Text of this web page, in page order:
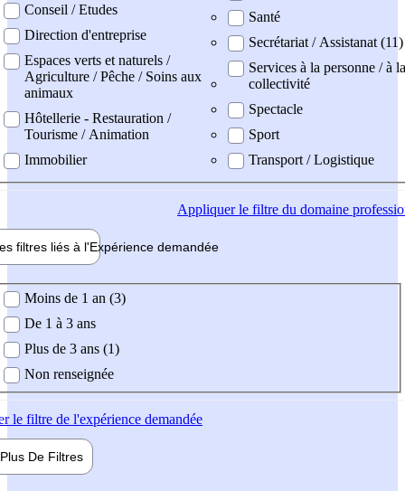
Conseil / Etudes
Direction d'entreprise
Espaces verts et naturels /
Agriculture / Pêche / Soins aux
animaux
Hôtellerie - Restauration /
Tourisme / Animation
Immobilier
Santé
Secrétariat / Assistanat (11)
Services à la personne / à la
collectivité
Spectacle
Sport
Transport / Logistique
Appliquerle filtre du domaine
filtres liés à l'Expérience demandée
demandée
Moins de 1 an (3)
De 1 à 3 ans
Plus de 3 ans (1)
Non renseignée
le filtre de l'expérience demandée
Plus De Filtres